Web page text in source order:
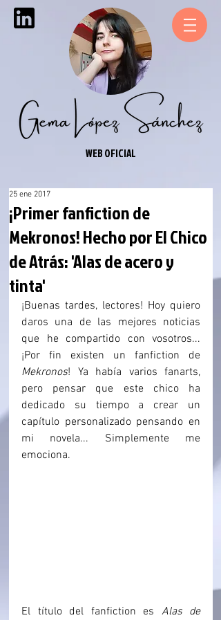
WEB OFICIAL
¡Primer fanfiction de
Mekronos! Hecho por El Chico
de Atrás: 'Alas de acero y
tinta'
25 ene 2017
¡Buenas tardes, lectores! Hoy quiero
daros una de las mejores noticias
que he compartido con vosotros...
Mekronos! Ya había varios fanarts,
pero pensar que este chico ha
dedicado su tiempo a crear un
capítulo personalizado pensando en
mi novela... Simplemente me
emociona.
El título del fanfiction es Alas de